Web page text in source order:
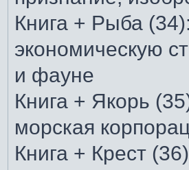
Книга + Рыба
экономическую
и фауне
Книга + Якорь
морская
Книга + Крест